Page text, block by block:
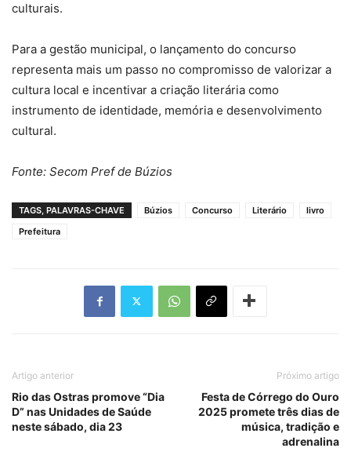
culturais.
Para a gestão municipal, o lançamento do concurso
representa mais um passo no compromisso de valorizar a
cultura local e incentivar a criação literária como
instrumento de identidade, memória e desenvolvimento
cultural.
Fonte: Secom Pref de Búzios
TAGS, PALAVRAS-CHAVE Búzios Concurso Literário
livro
Prefeitura
Artigo anterior
Rio das Ostras promove “Dia
D” nas Unidades de Saúde
neste sábado, dia 23
Próximo artigo
Festa de Córrego do Ouro
2025 promete três dias de
música, tradição e
adrenalina